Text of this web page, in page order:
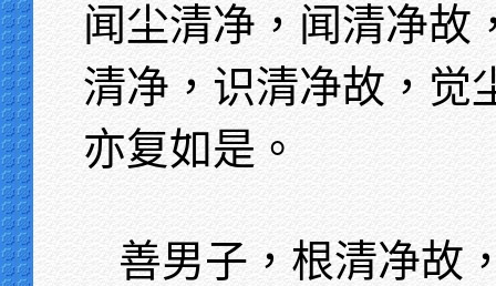
闻尘清净，闻清净故
清净，识清净故，觉
亦复如是。
善男子，根清净故